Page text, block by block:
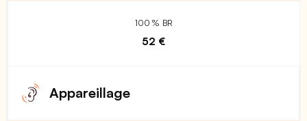
100 % BR
52 €
Appareillage